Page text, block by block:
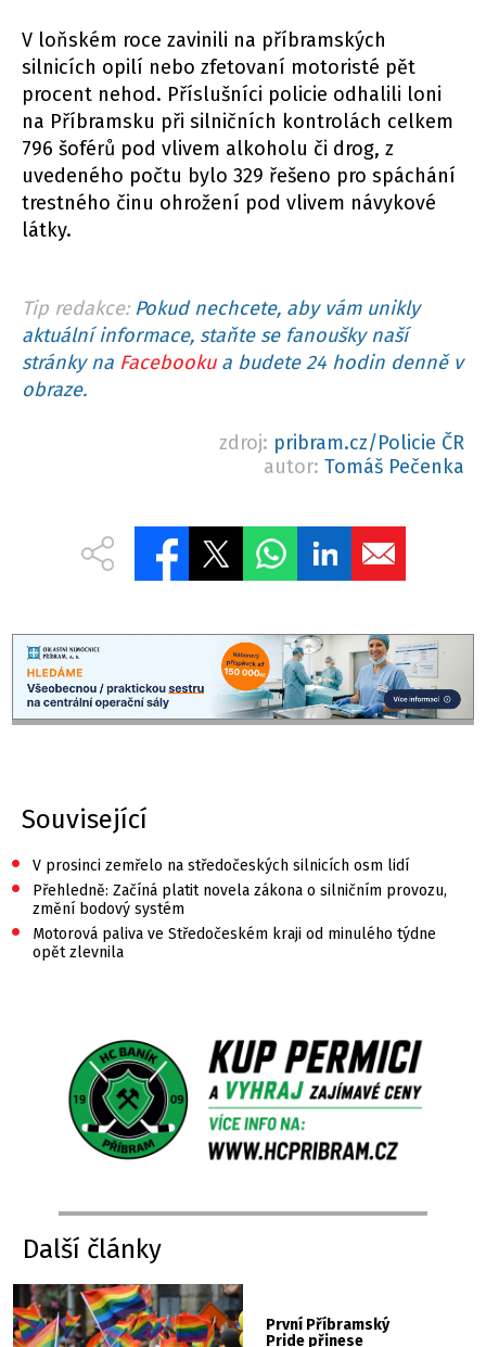
V loňském roce zavinili na příbramských
silnicích opilí nebo zfetovaní motoristé pět
procent nehod. Příslušníci policie odhalili loni
na Příbramsku při silničních kontrolách celkem
796 šoférů pod vlivem alkoholu či drog, z
uvedeného počtu bylo 329 řešeno pro spáchání
trestného činu ohrožení pod vlivem návykové
látky.
Tip redakce: Pokud nechcete, aby vám unikly
aktuální informace, staňte se fanoušky naší
stránky na Facebookua budete 24 hodin denně v
obraze.
zdroj: pribram.cz/Policie ČR
autor: Tomáš Pečenka
Související
• V prosinci zemřelo na středočeských silnicích osm lidí
•
Přehledně: Začíná platit novela zákona o silničním provozu,
změní bodový systém
•
Motorová paliva ve Středočeském kraji od minulého týdne
opět zlevnila
Další články
První Příbramský
Pride přinese